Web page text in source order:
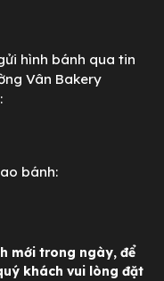
hình bánh qua tin
Vân Bakery
bánh:
mới trong ngày, để
khách vui lòng đặt